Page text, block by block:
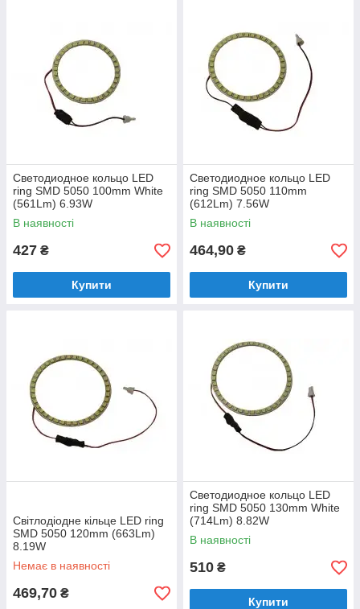
Светодиодное кольцо LED
ring SMD 5050 100mm White
(561Lm) 6.93W
В наявності
427 ₴
Купити
Светодиодное кольцо LED
ring SMD 5050 110mm
(612Lm) 7.56W
В наявності
464,90 ₴
Купити
Світлодіодне кільце LED ring
SMD 5050 120mm (663Lm)
8.19W
Немає в наявності
469,70 ₴
Светодиодное кольцо LED
ring SMD 5050 130mm White
(714Lm) 8.82W
В наявності
510 ₴
Купити